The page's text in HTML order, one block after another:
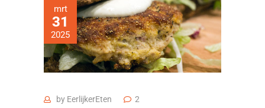
mrt
31
2025
by EerlijkerEten 2